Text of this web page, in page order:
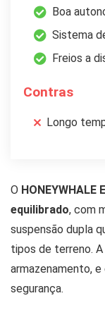
Boa
Sistema
Freios a
Contras
Longo
O HONEYWHALE
equilibrado, com
suspensão dupla
tipos de terreno.
armazenamento,
segurança.